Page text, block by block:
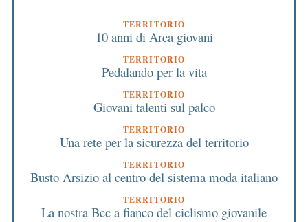
TERRITORIO
10 anni di Area giovani
TERRITORIO
Pedalando per la vita
TERRITORIO
Giovani talenti sul palco
TERRITORIO
Una rete per la sicurezza del territorio
TERRITORIO
Busto Arsizio al centro del sistema moda italiano
TERRITORIO
La nostra Bcc a fianco del ciclismo giovanile